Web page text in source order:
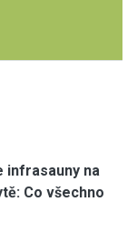
infrasauny na
Co všechno